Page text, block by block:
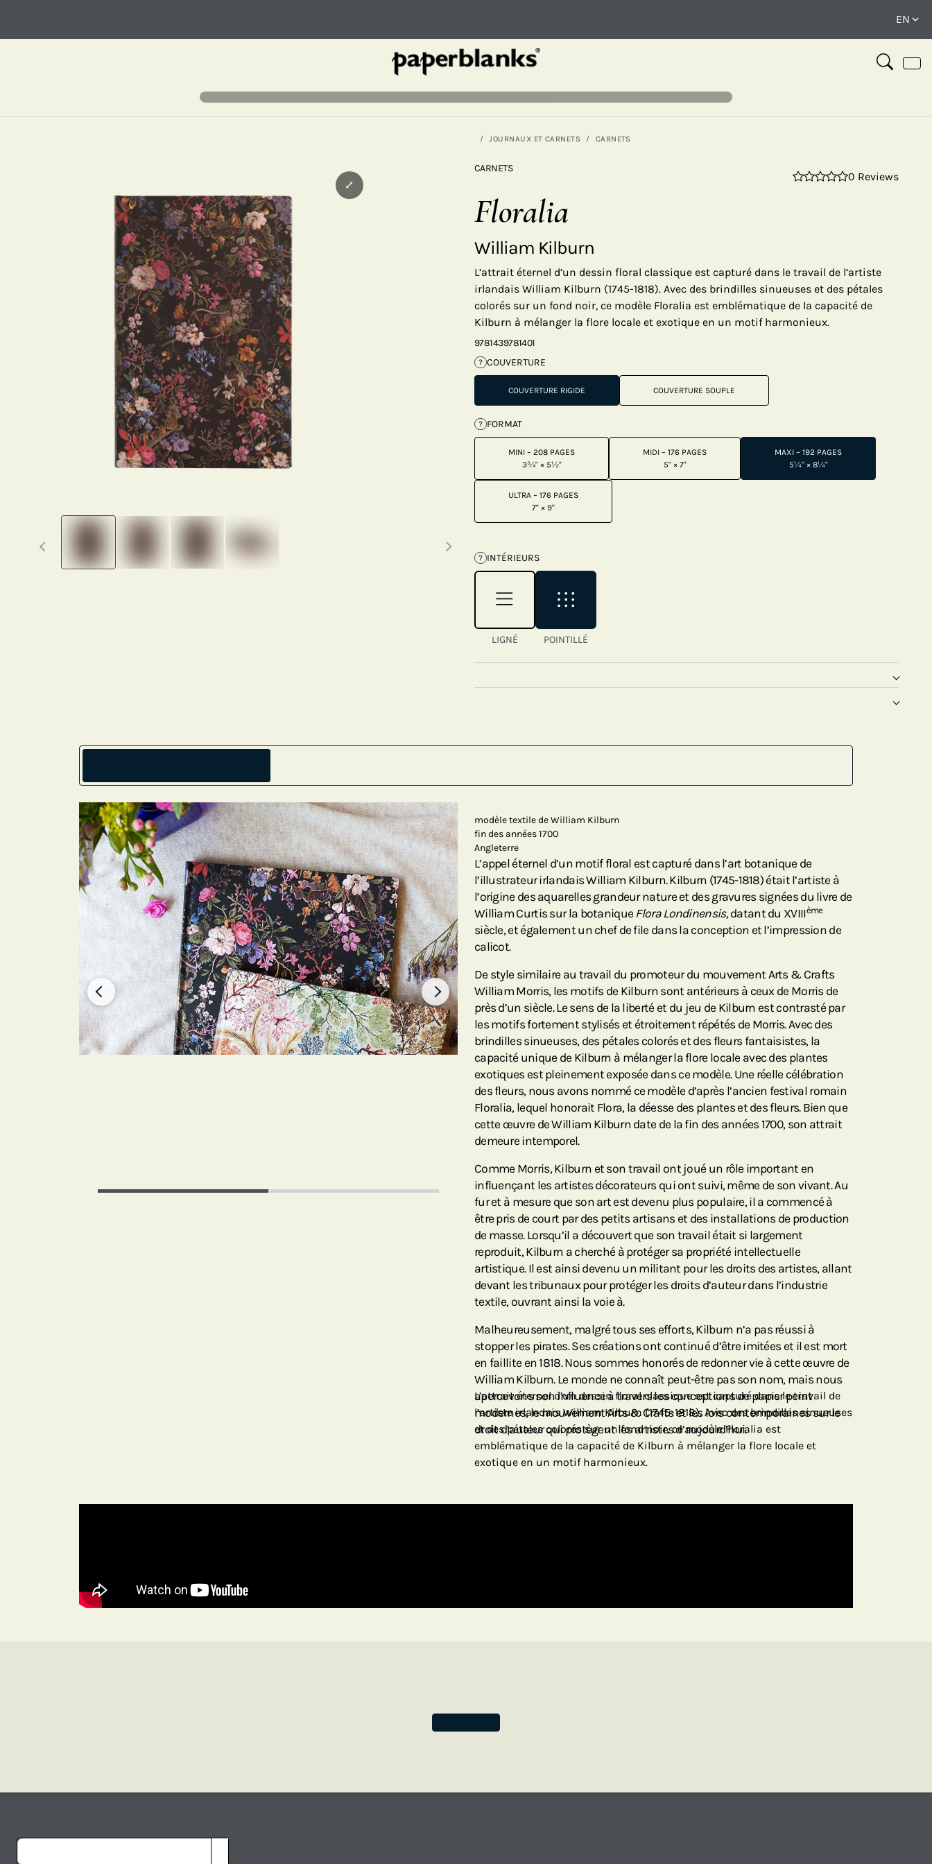
JOURNAUX ET CARNETS CARNETS
Previous thumbnails Next thumbnails
⤢
CARNETS
0 Reviews
Floralia
William Kilburn
L’attrait éternel d’un dessin floral classique est capturé dans le travail de l’artiste
irlandais William Kilburn (1745-1818). Avec des brindilles sinueuses et des pétales
colorés sur un fond noir, ce modèle Floralia est emblématique de la capacité de
Kilburn à mélanger la flore locale et exotique en un motif harmonieux.
9781439781401
? COUVERTURE
COUVERTURE RIGIDE COUVERTURE SOUPLE
? FORMAT
MINI – 208 PAGES
3¾" × 5½"
MIDI – 176 PAGES
5" × 7"
MAXI – 192 PAGES
5¼" × 8¼"
ULTRA – 176 PAGES
7" × 9"
? INTÉRIEURS
LIGNÉ POINTILLÉ
modèle textile de William Kilburn
fin des années 1700
Angleterre
L’appel éternel d’un motif floral est capturé dans l’art botanique de
l’illustrateur irlandais William Kilburn. Kilburn (1745-1818) était l’artiste à
l’origine des aquarelles grandeur nature et des gravures signées du livre de
William Curtis sur la botanique Flora Londinensis,datant du XVIIIème
siècle, et également un chef de file dans la conception et l’impression de
calicot.
De style similaire au travail du promoteur du mouvement Arts & Crafts
William Morris, les motifs de Kilburn sont antérieurs à ceux de Morris de
près d’un siècle. Le sens de la liberté et du jeu de Kilburn est contrasté par
les motifs fortement stylisés et étroitement répétés de Morris. Avec des
brindilles sinueuses, des pétales colorés et des fleurs fantaisistes, la
capacité unique de Kilburn à mélanger la flore locale avec des plantes
exotiques est pleinement exposée dans ce modèle. Une réelle célébration
des fleurs, nous avons nommé ce modèle d’après l’ancien festival romain
Floralia, lequel honorait Flora, la déesse des plantes et des fleurs. Bien que
cette œuvre de William Kilburn date de la fin des années 1700, son attrait
demeure intemporel.
Comme Morris, Kilburn et son travail ont joué un rôle important en
influençant les artistes décorateurs qui ont suivi, même de son vivant. Au
fur et à mesure que son art est devenu plus populaire, il a commencé à
être pris de court par des petits artisans et des installations de production
de masse. Lorsqu’il a découvert que son travail était si largement
reproduit, Kilburn a cherché à protéger sa propriété intellectuelle
artistique. Il est ainsi devenu un militant pour les droits des artistes, allant
devant les tribunaux pour protéger les droits d’auteur dans l’industrie
textile, ouvrant ainsi la voie à.
Malheureusement, malgré tous ses efforts, Kilburn n’a pas réussi à
stopper les pirates. Ses créations ont continué d’être imitées et il est mort
en faillite en 1818. Nous sommes honorés de redonner vie à cette œuvre de
William Kilburn. Le monde ne connaît peut-être pas son nom, mais nous
apercevons son influence à travers les conceptions de papier peint
modernes, le mouvement Arts & Crafts et les lois contemporaines sur le
droit d’auteur qui protègent les artistes d’aujourd’hui.
L’attrait éternel d’un dessin floral classique est capturé dans le travail de
l’artiste irlandais William Kilburn (1745-1818). Avec des brindilles sinueuses
et des pétales colorés sur un fond noir, ce modèle Floralia est
emblématique de la capacité de Kilburn à mélanger la flore locale et
exotique en un motif harmonieux.